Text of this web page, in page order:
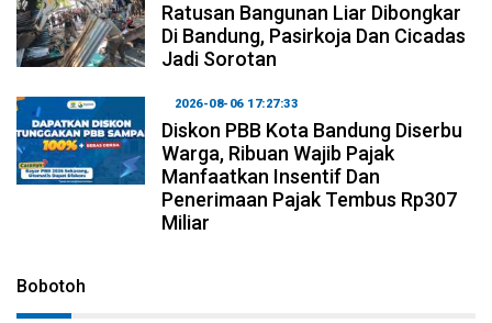
Ratusan Bangunan Liar Dibongkar
Di Bandung, Pasirkoja Dan Cicadas
Jadi Sorotan
2026-08-06 17:27:33
Diskon PBB Kota Bandung Diserbu
Warga, Ribuan Wajib Pajak
Manfaatkan Insentif Dan
Penerimaan Pajak Tembus Rp307
Miliar
Bobotoh